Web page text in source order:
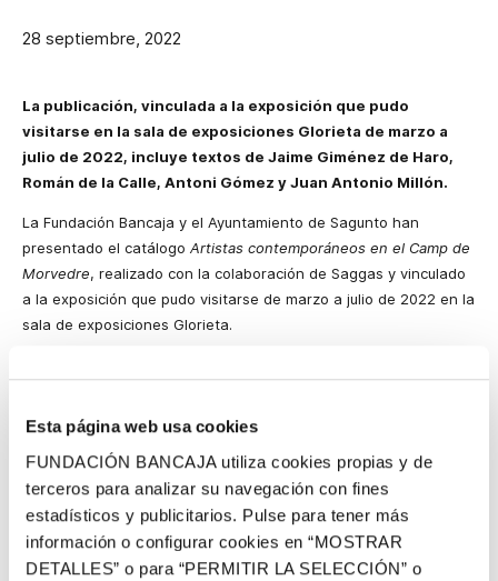
Esta página web usa cookies
FUNDACIÓN BANCAJA utiliza cookies propias y de
terceros para analizar su navegación con fines
estadísticos y publicitarios. Pulse para tener más
información o configurar cookies en “MOSTRAR
DETALLES” o para “PERMITIR LA SELECCIÓN” o
28 septiembre, 2022
La publicación, vinculada a la exposición que pudo
visitarse en la sala de exposiciones Glorieta de marzo a
julio de 2022, incluye textos de Jaime Giménez de Haro,
Román de la Calle, Antoni Gómez y Juan Antonio Millón.
La Fundación Bancaja y el Ayuntamiento de Sagunto han
presentado el catálogo Artistas contemporáneos en el Camp de
Morvedre, realizado con la colaboración de Saggas y vinculado
a la exposición que pudo visitarse de marzo a julio de 2022 en la
sala de exposiciones Glorieta.
Fundación Bancaja en Sagunto, Alfonso Muñoz; el Alcalde del
Ayuntamiento de Sagunto, Darío Moreno; la regidora de Cultura
del Ayuntamiento de Sagunto, Asun Moll; el director general de
Saggas, Santiago Álvarez; el comisario de la exposición, Jaime
Giménez de Haro; y Antoni Gómez, autor del textoEl momento
estético del Camp de Morvedreincluido en el catálogo.